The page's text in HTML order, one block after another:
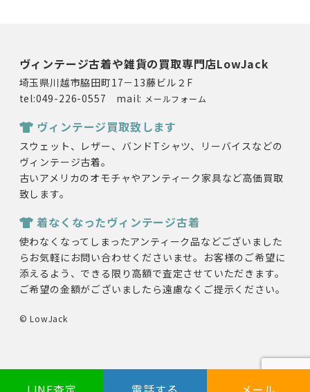
ヴィンテージ古着や雑貨の買取専門店LowJack
埼玉県川越市脇田町17－13藤ビル２F
tel:049-226-0557 mail: メールフォーム
ヴィンテージ買取致します
スウェット、レザー、バンドTシャツ、リーバイスなどの
ヴィンテージ古着。
古いアメリカのオモチャやアンティーク家具など高価買取
致します。
着なくなったヴィンテージ古着
使わなくなってしまったアンティーク品などございました
らお気軽にお問い合わせくださいませ。お客様のご希望に
添えるよう、できる限り高額で査定させていただきます。
ご希望の金額がございましたら遠慮なくご提示ください。
© LowJack